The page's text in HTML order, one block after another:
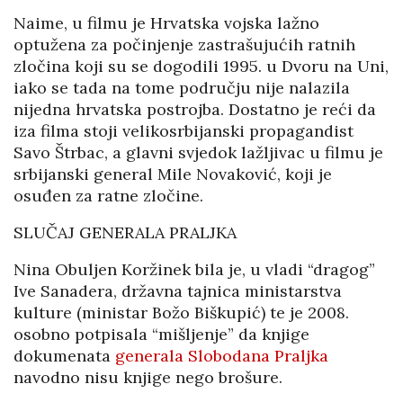
Naime, u filmu je Hrvatska vojska lažno
optužena za počinjenje zastrašujućih ratnih
zločina koji su se dogodili 1995. u Dvoru na Uni,
iako se tada na tome području nije nalazila
nijedna hrvatska postrojba. Dostatno je reći da
iza filma stoji velikosrbijanski propagandist
Savo Štrbac, a glavni svjedok lažljivac u filmu je
srbijanski general Mile Novaković, koji je
osuđen za ratne zločine.
SLUČAJ GENERALA PRALJKA
Nina Obuljen Koržinek bila je, u vladi “dragog”
Ive Sanadera, državna tajnica ministarstva
kulture (ministar Božo Biškupić) te je 2008.
osobno potpisala “mišljenje” da knjige
dokumenata generala Slobodana Praljka
navodno nisu knjige nego brošure.